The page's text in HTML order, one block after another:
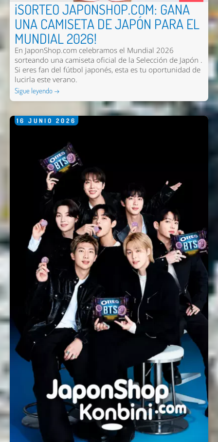
¡SORTEO JAPONSHOP.COM: GANA
UNA CAMISETA DE JAPÓN PARA EL
MUNDIAL 2026!
En JaponShop.com celebramos el Mundial 2026
sorteando una camiseta oficial de la Selección de Japón .
Si eres fan del fútbol japonés, esta es tu oportunidad de
lucirla este verano.
Sigue leyendo →
16 JUNIO 2026
Nombre *
Email *
Comentario *
Enviar